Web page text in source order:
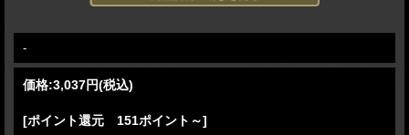
Bob Dylan - guitar, piano, Nord Electro 6 keyboard, harp
Jim Keltner - drums
-
価格:3,037円(税込)
[ポイント還元 151ポイント～]